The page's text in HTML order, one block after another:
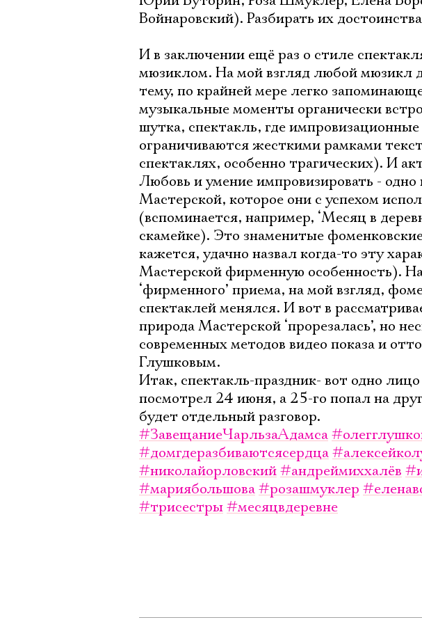
Войнаровский). Разбирать их
И в заключении ещё раз о стиле
мюзиклом. На мой взгляд любой мюзикл
тему, по крайней мере легко
музыкальные моменты органически
шутка, спектакль, где
ограничиваются жесткими рамками
спектаклях, особенно трагических). И
Любовь и умение импровизировать - одно
Мастерской, которое они с успехом
(вспоминается, например, ‘Месяц в
скамейке). Это знаменитые
кажется, удачно назвал когда-то эту
Мастерской фирменную особенность).
‘фирменного’ приема, на мой взгляд,
спектаклей менялся. И вот в
природа Мастерской ‘прорезалась’, но
современных методов видео показа и
Глушковым.
Итак, спектакль-праздник- вот одно
посмотрел 24 июня, а 25-го попал на
будет отдельный разговор.
#ЗавещаниеЧарльзаАдамса
#домгдеразбиваютсясердца
#николайорловский#андреймиххалёв
#мариябольшова#розашмуклер
#трисестры#месяцвдеревне